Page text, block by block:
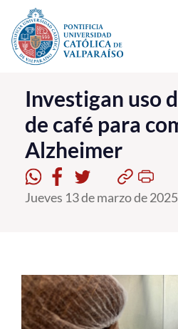
Click acá para ir directamente al
La Universidad
Investigación, Creación e
PUCV Internacional
Vinculación con el Medio
Postgrado
Formación Continua
Investigan uso
de café para
Alzheimer
Jueves 13 de marzo de 2025